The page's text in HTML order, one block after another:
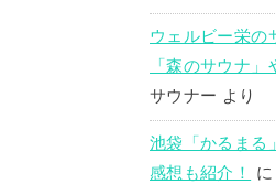
ウェルビー栄の
「森のサウナ
サウナー より
池袋「かるまる
感想も紹介！
に